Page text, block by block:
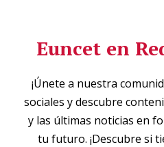
Euncet en
¡Únete a nuestra
sociales y descubre
y las últimas noticias en
tu futuro. ¡Descubre si